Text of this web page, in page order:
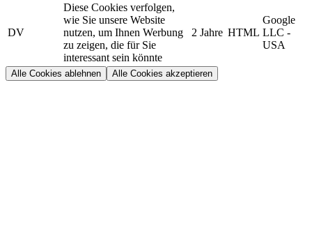
DV
Diese Cookies verfolgen,
wie Sie unsere Website
nutzen, um Ihnen Werbung
zu zeigen, die für Sie
interessant sein könnte
2 Jahre HTML
Google
LLC -
USA
Alle Cookies ablehnen Alle Cookies akzeptieren